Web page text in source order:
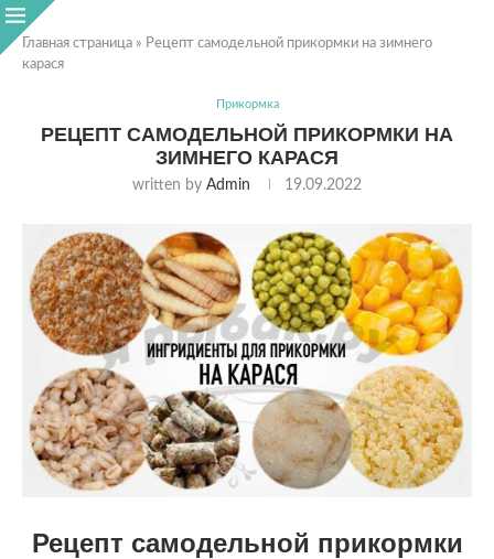
Главная страница » Рецепт самодельной прикормки на зимнего
карася
Прикормка
РЕЦЕПТ САМОДЕЛЬНОЙ ПРИКОРМКИ НА
ЗИМНЕГО КАРАСЯ
written by Admin 19.09.2022
Рецепт самодельной прикормки